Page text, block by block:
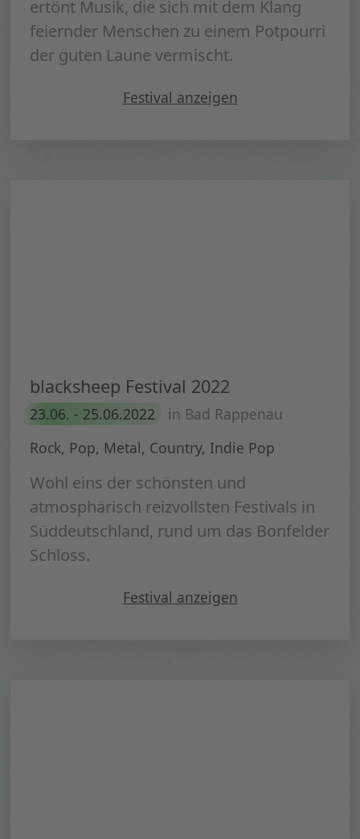
ertönt Musik, die sich mit dem Klang
feiernder Menschen zu einem Potpourri
der guten Laune vermischt.
Festival "Hometown Festival 2022"
anzeigen
blacksheep Festival 2022
23.06. - 25.06.2022
in Bad Rappenau
Rock, Pop, Metal, Country, Indie Pop
Wohl eins der schönsten und
atmosphärisch reizvollsten Festivals in
Süddeutschland, rund um das Bonfelder
Schloss.
Festival " blacksheep Festival 2022"
anzeigen